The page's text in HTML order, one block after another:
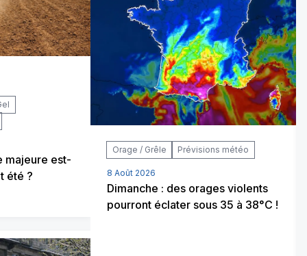
majeure est-
été ?
Orage / Grêle Prévisions météo
8 Août 2026
Dimanche : des orages violents
pourront éclater sous 35 à 38°C !